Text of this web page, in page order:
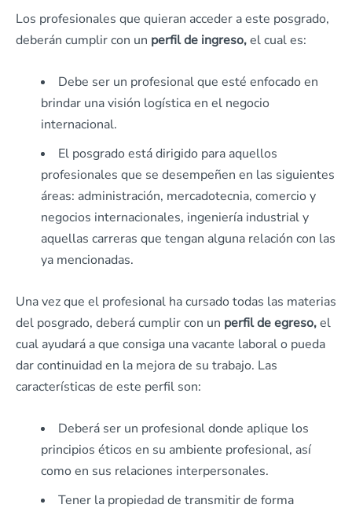
Los profesionales que quieran acceder a este posgrado,
deberán cumplir con un perfil de ingreso,el cual es:
Debe ser un profesional que esté enfocado en
brindar una visión logística en el negocio
internacional.
El posgrado está dirigido para aquellos
profesionales que se desempeñen en las siguientes
áreas: administración, mercadotecnia, comercio y
negocios internacionales, ingeniería industrial y
aquellas carreras que tengan alguna relación con las
ya mencionadas.
Una vez que el profesional ha cursado todas las materias
del posgrado, deberá cumplir con un perfil de egreso,el
cual ayudará a que consiga una vacante laboral o pueda
dar continuidad en la mejora de su trabajo. Las
características de este perfil son:
Deberá ser un profesional donde aplique los
principios éticos en su ambiente profesional, así
como en sus relaciones interpersonales.
Tener la propiedad de transmitir de forma